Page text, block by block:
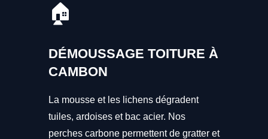
🏠
DÉMOUSSAGE TOITURE À
CAMBON
La mousse et les lichens dégradent
tuiles, ardoises et bac acier. Nos
perches carbone permettent de gratter et